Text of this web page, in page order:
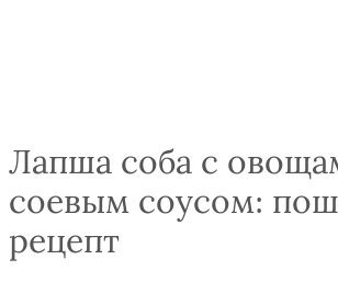
Лапша соба с
соевым соусом:
рецепт